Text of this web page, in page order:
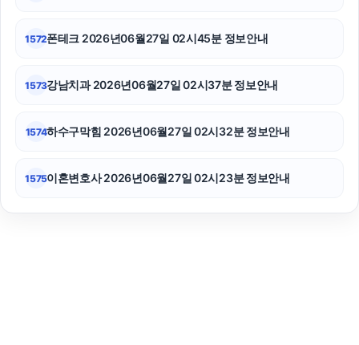
1572폰테크 2026년06월27일 02시45분 정보안내
1573강남치과 2026년06월27일 02시37분 정보안내
1574하수구막힘 2026년06월27일 02시32분 정보안내
1575이혼변호사 2026년06월27일 02시23분 정보안내